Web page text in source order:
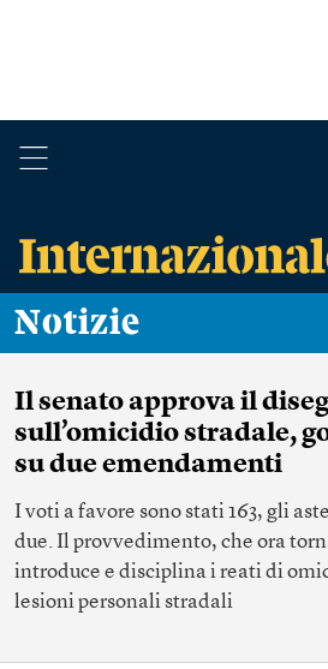
Notizie
Il senato approva il
sull’omicidio stradale,
su due emendamenti
I voti a favore sono stati 163, gli
due. Il provvedimento, che ora
introduce e disciplina i reati di
lesioni personali stradali